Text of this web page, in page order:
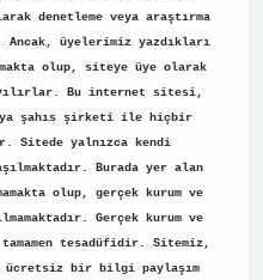
denetleme veya araştırma
Ancak, üyelerimiz yazdıkları
olup, siteye üye olarak
Bu internet sitesi,
şahıs şirketi ile hiçbir
Sitede yalnızca kendi
Burada yer alan
olup, gerçek kurum ve
Gerçek kurum ve
tesadüfidir. Sitemiz,
ücretsiz bir bilgi paylaşım